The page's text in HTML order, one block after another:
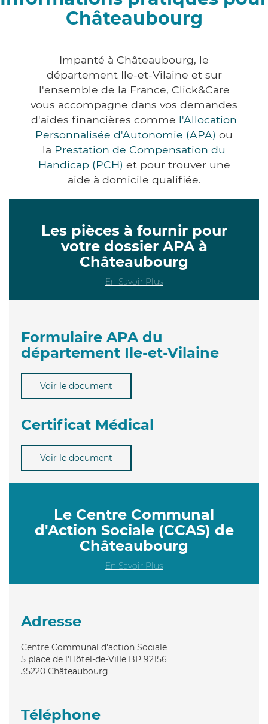
Châteaubourg
Impanté à Châteaubourg, le
département Ile-et-Vilaine et sur
l'ensemble de la France, Click&Care
vous accompagne dans vos demandes
d'aides financières comme l'Allocation
Personnalisée d'Autonomie (APA) ou
la Prestation de Compensation du
Handicap (PCH) et pour trouver une
aide à domicile qualifiée.
Les pièces à fournir pour
votre dossier APA à
Châteaubourg
En Savoir Plus
Formulaire APA du
département Ile-et-Vilaine
Voir le document
Certificat Médical
Voir le document
Le Centre Communal
d'Action Sociale (CCAS) de
Châteaubourg
En Savoir Plus
Adresse
Centre Communal d'action Sociale
5 place de l'Hôtel-de-Ville BP 92156
35220 Châteaubourg
Téléphone